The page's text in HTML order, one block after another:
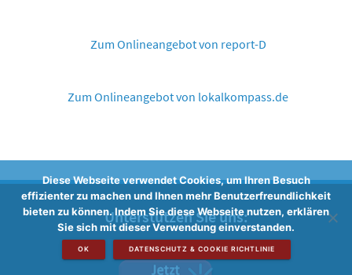
Zum Onlineangebot von report-D
Zum Onlineangebot von lokalkompass.de
Unterstützen Sie uns:
Diese Webseite verwendet Cookies, um Ihren Besuch
effizienter zu machen und Ihnen mehr Benutzerfreundlichkeit
bieten zu können. Indem Sie diese Webseite nutzen, erklären
Sie sich mit dieser Verwendung einverstanden.
OK DATENSCHUTZ & COOKIE RICHTLINIE